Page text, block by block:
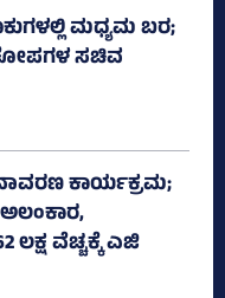
ಮಧ್ಯಮ ಬರ;
ಸಚಿವ
ಕಾರ್ಯಕ್ರಮ;
ಲಕ್ಷ ವೆಚ್ಚಕ್ಕೆ ಎಜಿ